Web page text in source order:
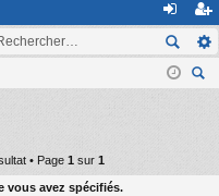
on
ne
ns
cri
• Page 1 sur 1
vous avez spécifiés.